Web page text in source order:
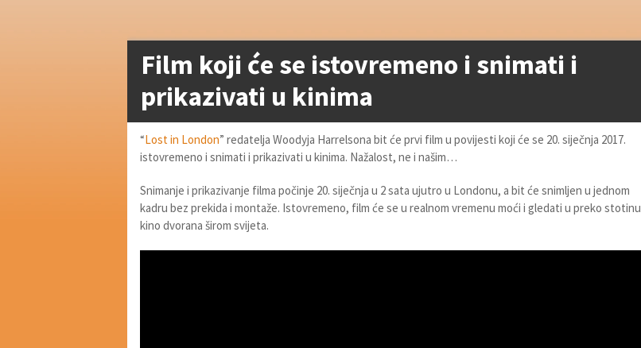
Film koji će se istovremeno i snimati i
prikazivati u kinima
“Lost in London” redatelja Woodyja Harrelsona bit će prvi film u povijesti koji će se 20. siječnja 2017.
istovremeno i snimati i prikazivati u kinima. Nažalost, ne i našim…
Snimanje i prikazivanje filma počinje 20. siječnja u 2 sata ujutro u Londonu, a bit će snimljen u jednom
kadru bez prekida i montaže. Istovremeno, film će se u realnom vremenu moći i gledati u preko stotinu
kino dvorana širom svijeta.